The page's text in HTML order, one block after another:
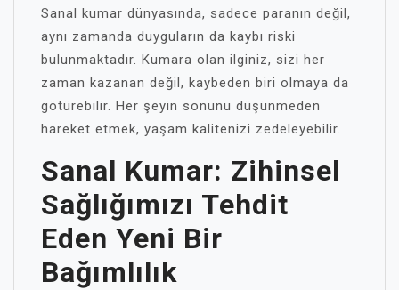
Sanal kumar dünyasında, sadece paranın değil,
aynı zamanda duyguların da kaybı riski
bulunmaktadır. Kumara olan ilginiz, sizi her
zaman kazanan değil, kaybeden biri olmaya da
götürebilir. Her şeyin sonunu düşünmeden
hareket etmek, yaşam kalitenizi zedeleyebilir.
Sanal Kumar: Zihinsel
Sağlığımızı Tehdit
Eden Yeni Bir
Bağımlılık